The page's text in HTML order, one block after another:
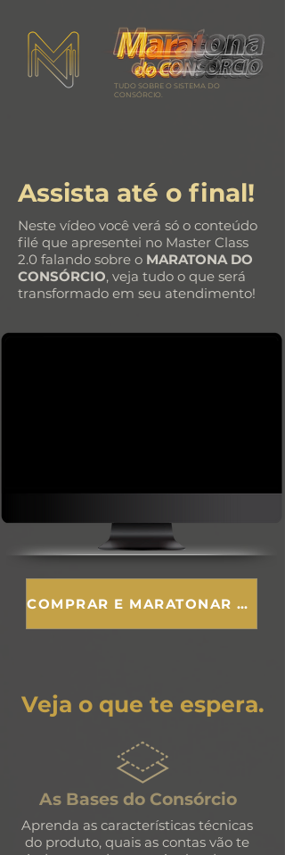
As Bases do Consórcio​
Aprenda as características técnicas
do produto, quais as contas vão te
TUDO SOBRE O SISTEMA DO
CONSÓRCIO.
Assista até o final!
Neste vídeo você verá só o conteúdo
filé que apresentei no Master Class
2.0 falando sobre o MARATONA DO
CONSÓRCIO, veja tudo o que será
transformado em seu atendimento!
COMPRAR E MARATONAR AGORA
Veja o que te espera.